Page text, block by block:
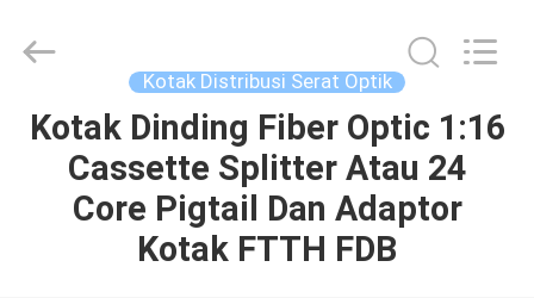
RUMAH
PRODUK
pemasok.
Copyright
fibers-
Kotak Distribusi Serat Optik
Kotak Dinding Fiber Optic 1:16
Cassette Splitter Atau 24
Core Pigtail Dan Adaptor
Kotak FTTH FDB